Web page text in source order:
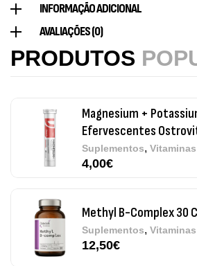
INFORMAÇÃO ADICIONAL
AVALIAÇÕES (0)
PRODUTOS
Magnesium +
Efervescentes Ostrovit
Suplementos ,
Methyl B-Complex 30
12,50
Omega 3 + ADEK 90
Suplementos,
12,30€